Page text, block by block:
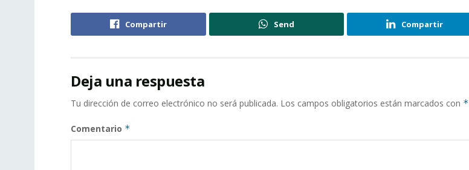
Compartir Send Compartir
Deja una respuesta
Tu dirección de correo electrónico no será publicada. Los campos obligatorios están marcados con *
Comentario *